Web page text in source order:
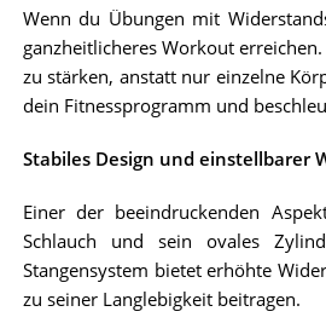
Wenn du Übungen mit
ganzheitlicheres Workout
zu stärken, anstatt nur einzelne
dein Fitnessprogramm und
Stabiles Design und einstellbarer
Einer der beeindruckenden
Schlauch und sein ovales
Stangensystem bietet erhöhte
zu seiner Langlebigkeit beitragen.